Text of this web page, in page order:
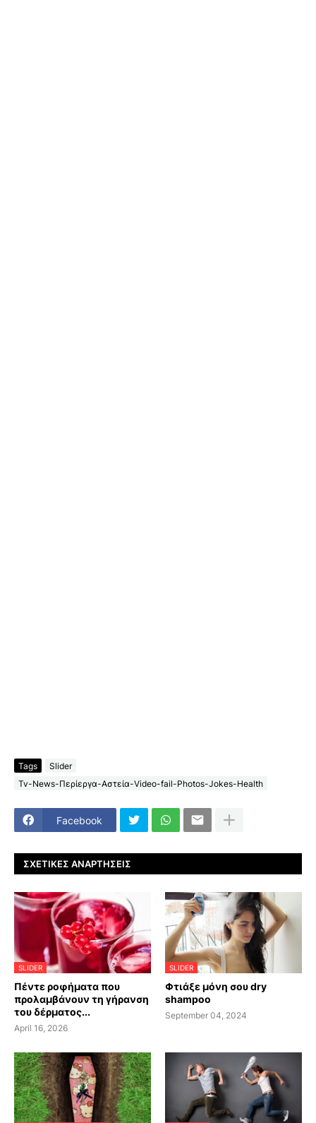
Tags
Slider
Tv-News-Περίεργα-Αστεία-Video-fail-Photos-Jokes-Health
Facebook
ΣΧΕΤΙΚΈΣ ΑΝΑΡΤΉΣΕΙΣ
SLIDER
Πέντε ροφήματα που
προλαμβάνουν τη γήρανση
του δέρματος...
April 16, 2026
SLIDER
Φτιάξε μόνη σου dry
shampoo
September 04, 2024